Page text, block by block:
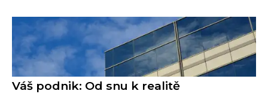
Váš podnik: Od snu k realitě